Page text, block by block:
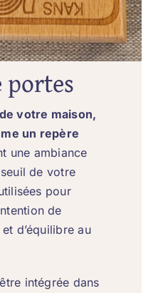
portes
votre maison,
un repère
une ambiance
de votre
pour
de
d’équilibre au
intégrée dans